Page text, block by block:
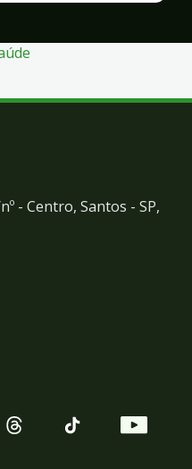
- Centro, Santos - SP,